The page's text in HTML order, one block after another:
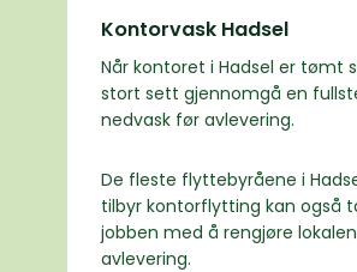
Kontorvask Hadsel
Når kontoret i Hadsel er tømt
stort sett gjennomgå en
nedvask før avlevering.
De fleste flyttebyråene i
tilbyr kontorflytting kan også
jobben med å rengjøre
avlevering.